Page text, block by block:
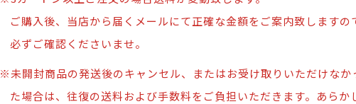
ご購入後、当店から届くメールにて正確な金額をご案内致しますの
必ずご確認くださいませ。
※未開封商品の発送後のキャンセル、またはお受け取りいただけなか
た場合は、 往復の送料および手数料をご負担いただきます。 あらか